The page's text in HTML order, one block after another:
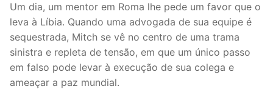
Um dia, um mentor em Roma lhe pede um favor que o
leva à Líbia. Quando uma advogada de sua equipe é
sequestrada, Mitch se vê no centro de uma trama
sinistra e repleta de tensão, em que um único passo
em falso pode levar à execução de sua colega e
ameaçar a paz mundial.